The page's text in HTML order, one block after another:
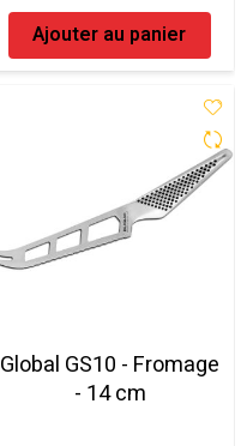
Ajouter au panier
Global GS10 - Fromage
- 14 cm